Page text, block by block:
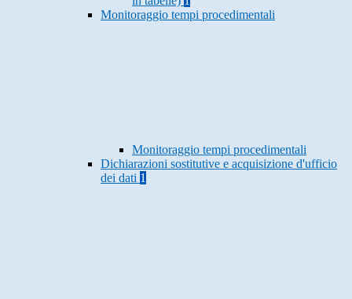
Monitoraggio tempi procedimentali
Monitoraggio tempi procedimentali
Dichiarazioni sostitutive e acquisizione d'ufficio
dei dati 1